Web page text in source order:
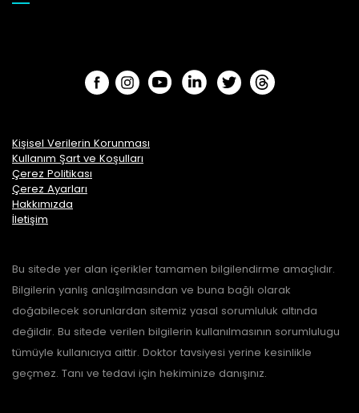
Kişisel Verilerin Korunması
Kullanım Şart ve Koşulları
Çerez Politikası
Çerez Ayarları
Hakkımızda
İletişim
Bu sitede yer alan içerikler tamamen bilgilendirme amaçlıdır.
Bilgilerin yanlış anlaşılmasından ve buna bağlı olarak
doğabilecek sorunlardan sitemiz yasal sorumluluk altında
değildir. Bu sitede verilen bilgilerin kullanılmasının sorumlulugu
tümüyle kullanıcıya aittir. Doktor tavsiyesi yerine kesinlikle
geçmez. Tanı ve tedavi için hekiminize danışınız.